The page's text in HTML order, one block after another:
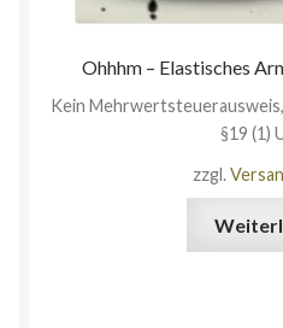
Ohhhm – Elastisches
Kein
§19 (1)
zzgl.